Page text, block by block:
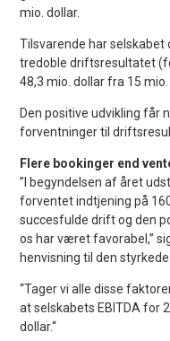
mio. dollar.
Tilsvarende har
tredoble driftsresultatet
48,3 mio. dollar fra 15
Den positive udvikling får
forventninger til
Flere bookinger end
”I begyndelsen af året
forventet indtjening på
succesfulde drift og den
os har været favorabel,”
henvisning til den
“Tager vi alle disse
at selskabets EBITDA for
dollar.“